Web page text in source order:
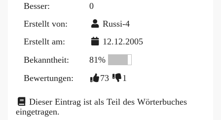
Besser:
0
Erstellt von:
Russi-4
Erstellt am:
12.12.2005
Bekanntheit:
81%
Bewertungen:
73 1
Dieser Eintrag ist als Teil des Wörterbuches
eingetragen.